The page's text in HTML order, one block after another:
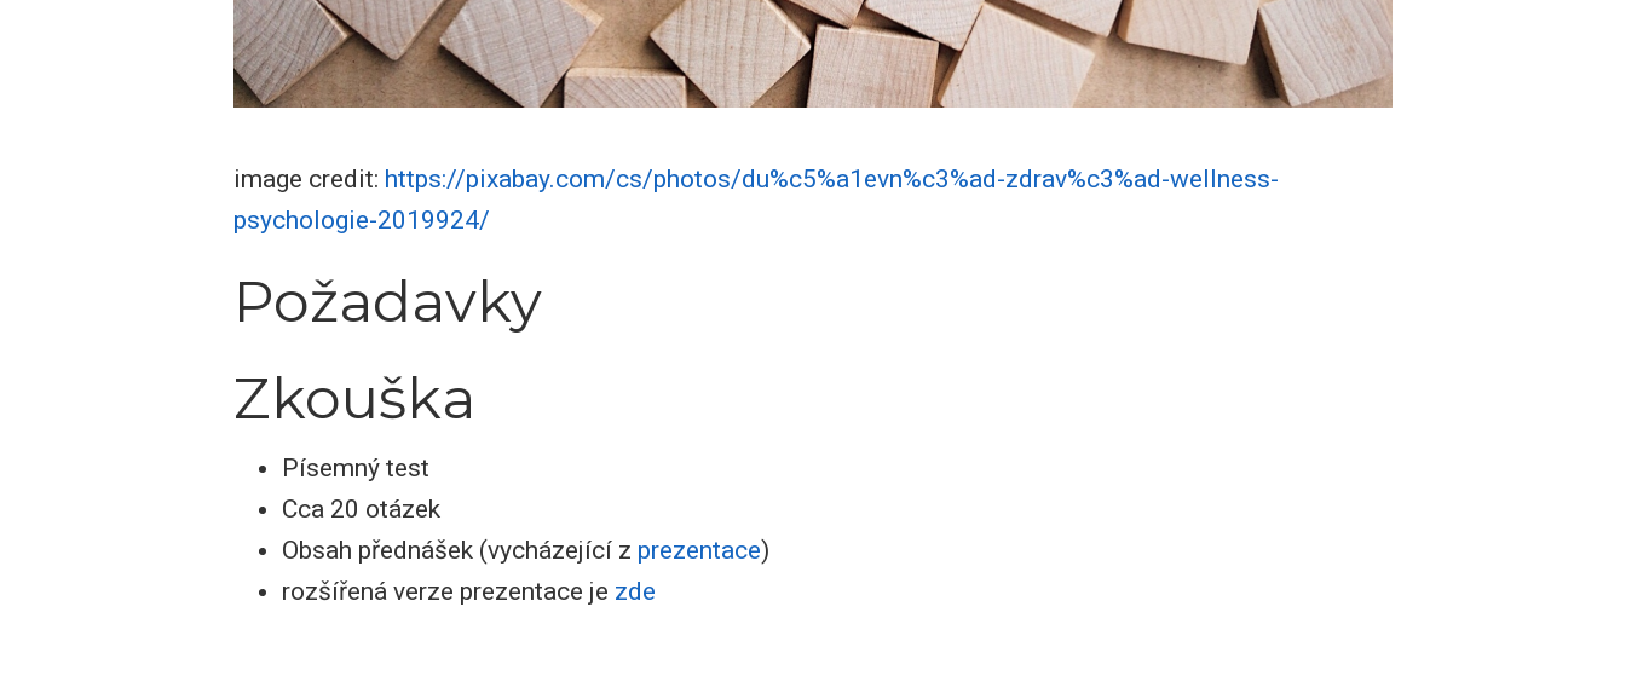
image credit: https://pixabay.com/cs/photos/du%c5%a1evn%c3%ad-zdrav%c3%ad-wellness-
psychologie-2019924/
Požadavky
Zkouška
Písemný test
Cca 20 otázek
Obsah přednášek (vycházející z prezentace)
rozšířená verze prezentace je zde